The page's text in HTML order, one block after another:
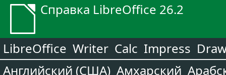
Справка LibreOffice 26.2
LibreOffice Writer Calc Impress
Английский (США) Амхарский